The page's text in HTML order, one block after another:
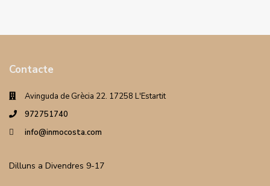
Contacte
Avinguda de Grècia 22. 17258 L'Estartit
972751740
info@inmocosta.com
Dilluns a Divendres 9-17